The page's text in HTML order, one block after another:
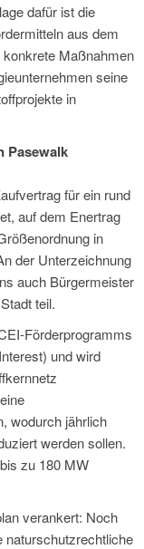
dafür ist die
aus dem
Maßnahmen
seine
in
Pasewalk
für ein rund
auf dem Enertrag
in
der Unterzeichnung
auch Bürgermeister
teil.
Förderprogramms
und wird
wodurch jährlich
werden sollen.
zu 180 MW
verankert: Noch
naturschutzrechtliche